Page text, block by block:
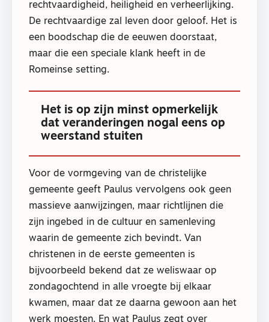
rechtvaardigheid, heiligheid en verheerlijking.
De rechtvaardige zal leven door geloof. Het is
een boodschap die de eeuwen doorstaat,
maar die een speciale klank heeft in de
Romeinse setting.
Het is op zijn minst opmerkelijk
dat veranderingen nogal eens op
weerstand stuiten
Voor de vormgeving van de christelijke
gemeente geeft Paulus vervolgens ook geen
massieve aanwijzingen, maar richtlijnen die
zijn ingebed in de cultuur en samenleving
waarin de gemeente zich bevindt. Van
christenen in de eerste gemeenten is
bijvoorbeeld bekend dat ze weliswaar op
zondagochtend in alle vroegte bij elkaar
kwamen, maar dat ze daarna gewoon aan het
werk moesten. En wat Paulus zegt over